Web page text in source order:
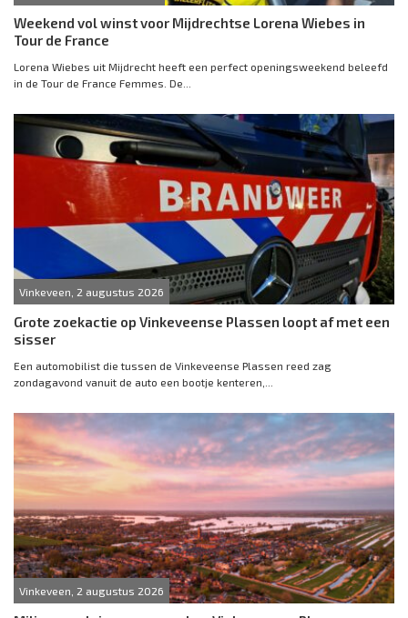
Weekend vol winst voor Mijdrechtse Lorena Wiebes in
Tour de France
Lorena Wiebes uit Mijdrecht heeft een perfect openingsweekend beleefd
in de Tour de France Femmes. De...
Vinkeveen, 2 augustus 2026
Grote zoekactie op Vinkeveense Plassen loopt af met een
sisser
Een automobilist die tussen de Vinkeveense Plassen reed zag
zondagavond vanuit de auto een bootje kenteren,...
Vinkeveen, 2 augustus 2026